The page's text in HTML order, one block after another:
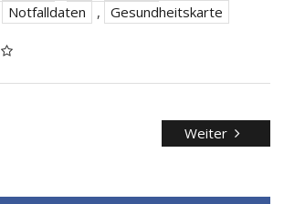
Notfalldaten , Gesundheitskarte
Weiter